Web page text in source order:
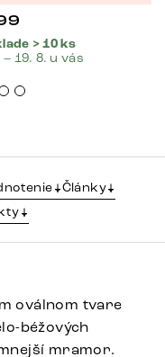
> 10 ks
– 19. 8. u vás
Články
oválnom tvare
béžových
mramor.